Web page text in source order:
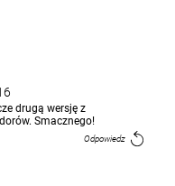
drugą wersję z
Smacznego!
Odpowiedz